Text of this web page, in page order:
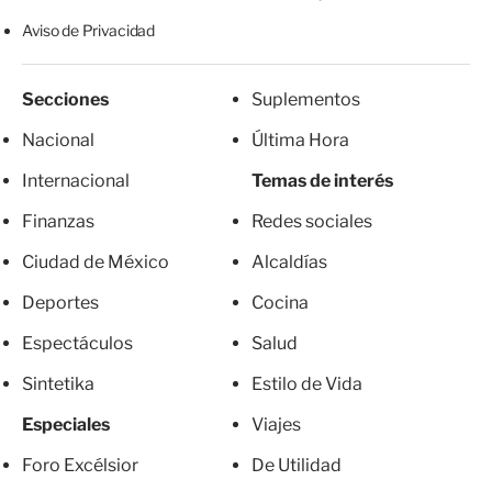
Aviso de Privacidad
Secciones
Nacional
Internacional
Finanzas
Ciudad de México
Deportes
Espectáculos
Sintetika
Especiales
Foro Excélsior
Suplementos
Última Hora
Temas de interés
Redes sociales
Alcaldías
Cocina
Salud
Estilo de Vida
Viajes
De Utilidad